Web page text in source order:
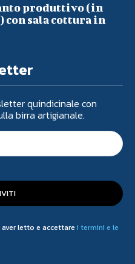
produttivo (in
con sala cottura in
quindicinale con
birra artigianale.
letto e accettare i termini e le